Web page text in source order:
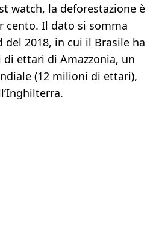
watch, la deforestazione è
cento. Il dato si somma
del 2018, in cui il Brasile ha
ettari di Amazzonia, un
(12 milioni di ettari),